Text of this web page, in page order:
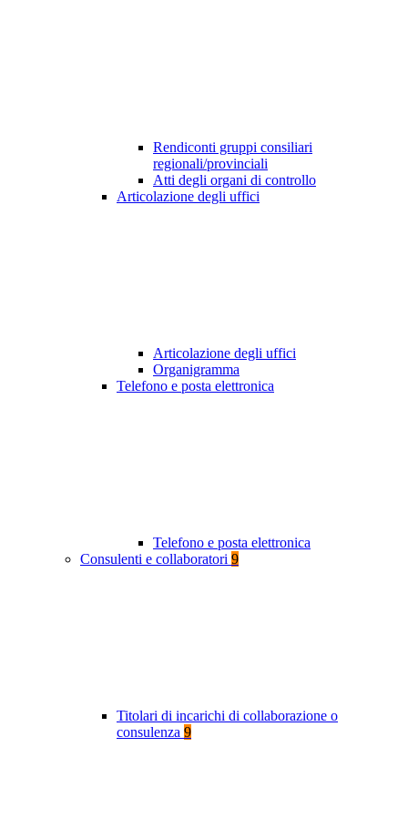
Rendiconti gruppi consiliari
regionali/provinciali
Atti degli organi di controllo
Articolazione degli uffici
Articolazione degli uffici
Organigramma
Telefono e posta elettronica
Telefono e posta elettronica
Consulenti e collaboratori 9
Titolari di incarichi di collaborazione o
consulenza 9